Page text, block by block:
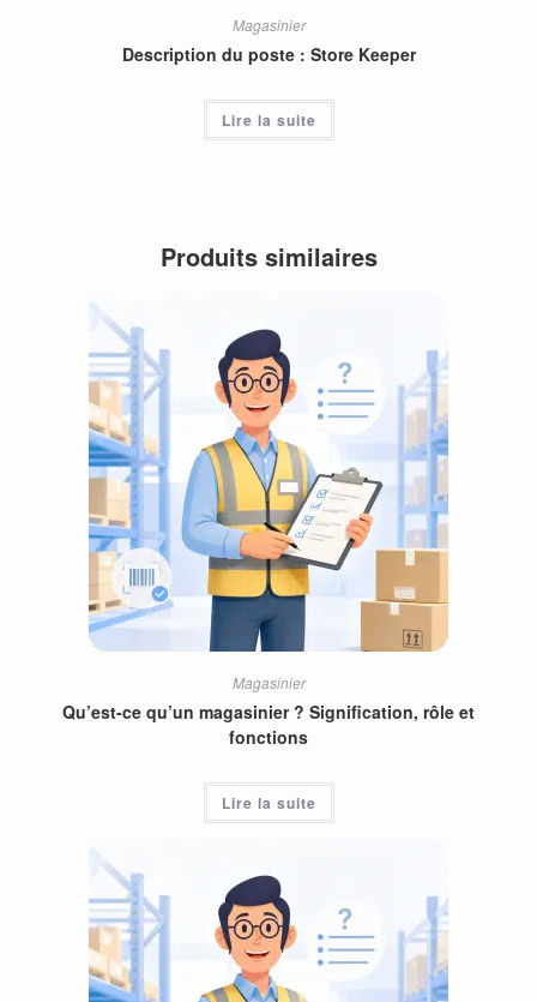
Magasinier
Description du poste : Store Keeper
Lire la suite
Produits similaires
Magasinier
Qu’est-ce qu’un magasinier ? Signification, rôle et
fonctions
Lire la suite